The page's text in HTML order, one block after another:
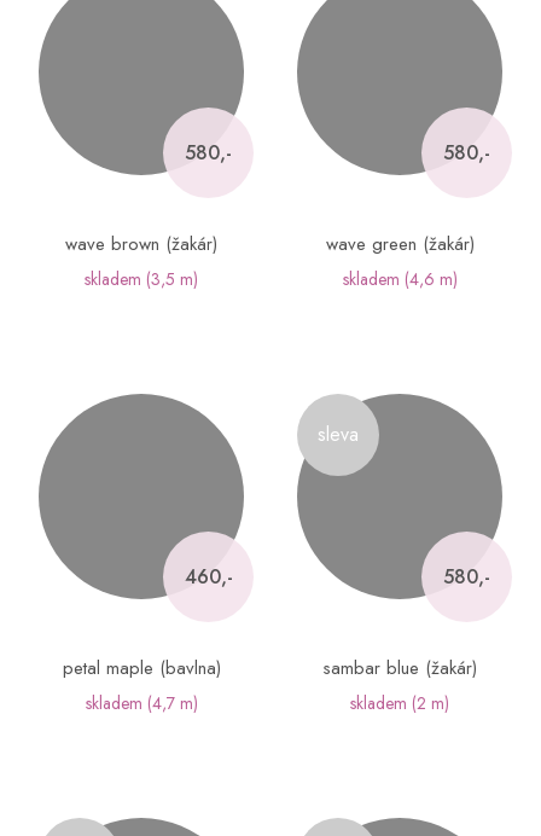
580,-
wave brown (žakár)
skladem (3,5 m)
580,-
wave green (žakár)
skladem (4,6 m)
460,-
petal maple (bavlna)
skladem (4,7 m)
sleva
580,-
sambar blue (žakár)
skladem (2 m)